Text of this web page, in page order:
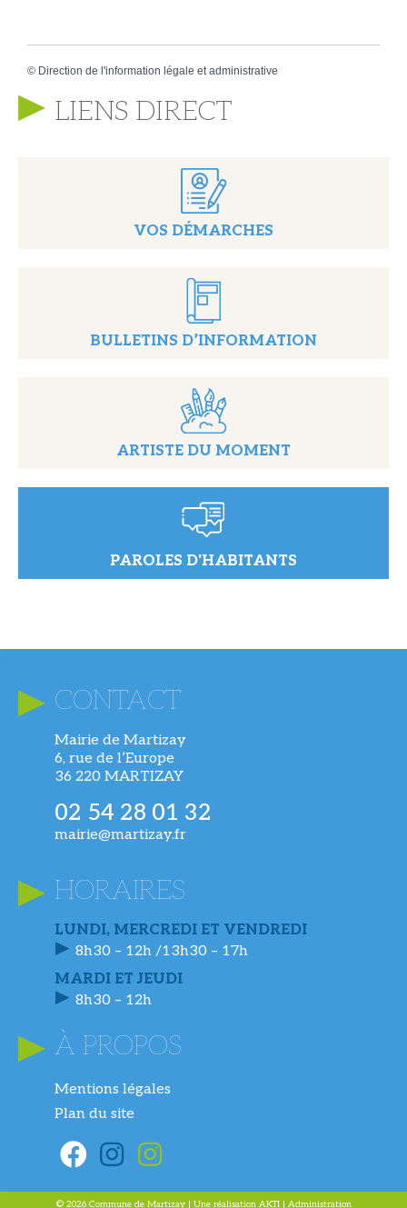
© Direction de l'information légale et administrative
LIENS DIRECT
VOS DÉMARCHES
BULLETINS D’INFORMATION
ARTISTE DU MOMENT
PAROLES D'HABITANTS
CONTACT
Mairie de Martizay
6, rue de l’Europe
36 220 MARTIZAY
02 54 28 01 32
mairie@martizay.fr
HORAIRES
LUNDI, MERCREDI ET VENDREDI
8h30 – 12h /13h30 – 17h
MARDI ET JEUDI
8h30 – 12h
À PROPOS
Mentions légales
Plan du site
© 2026 Commune de Martizay | Une réalisation AKTI | Administration